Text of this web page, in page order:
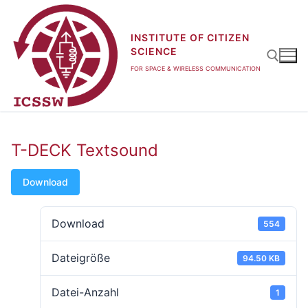
Inhalt
springen
INSTITUTE OF CITIZEN
SCIENCE
FOR SPACE & WIRELESS COMMUNICATION
T-DECK Textsound
Download
Download 554
Dateigröße 94.50 KB
Datei-Anzahl 1